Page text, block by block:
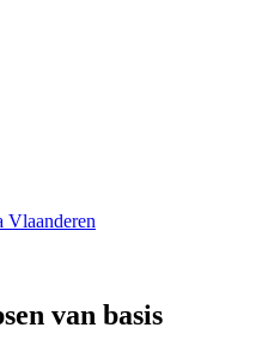
Vlaanderen
van basis